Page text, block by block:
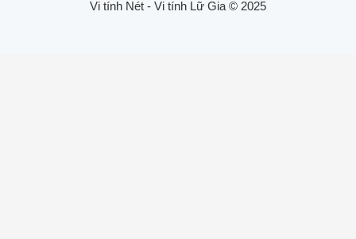
Vi tính Nét - Vi tính Lữ Gia © 2025